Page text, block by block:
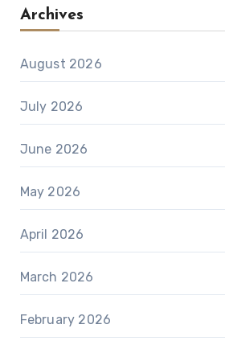
Archives
August 2026
July 2026
June 2026
May 2026
April 2026
March 2026
February 2026